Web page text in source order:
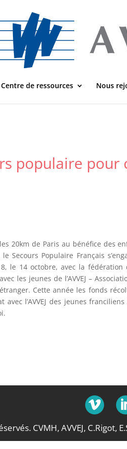
Centre de ressources Nous
populaire
20km de Paris au bénéfice
Secours Populaire Français
le 14 octobre, avec la
les jeunes de l’AVVEJ –
Cette année les fonds
l’AVVEJ des jeunes
CVMH, AVVEJ, C.Rigot,